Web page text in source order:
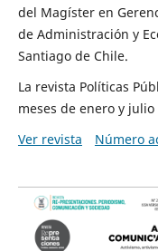
del Magíster en
de Administración y
Santiago de Chile.
La revista Políticas
meses de enero y julio
Ver revista
Número